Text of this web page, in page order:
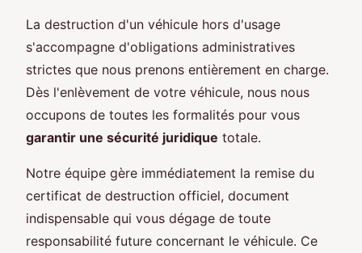
La destruction d'un véhicule hors d'usage
s'accompagne d'obligations administratives
strictes que nous prenons entièrement en charge.
Dès l'enlèvement de votre véhicule, nous nous
occupons de toutes les formalités pour vous
garantir une sécurité juridique totale.
Notre équipe gère immédiatement la remise du
certificat de destruction officiel, document
indispensable qui vous dégage de toute
responsabilité future concernant le véhicule. Ce